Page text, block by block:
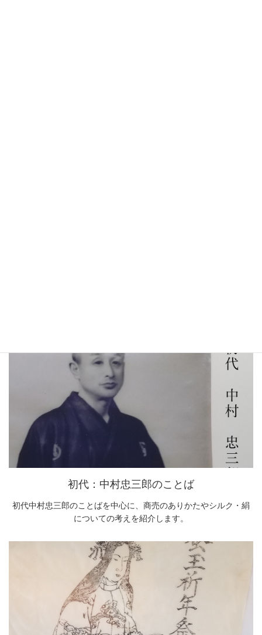
初代：中村忠三郎のことば
初代中村忠三郎のことばを中心に、商売のありかたやシルク・絹
についての考えを紹介します。